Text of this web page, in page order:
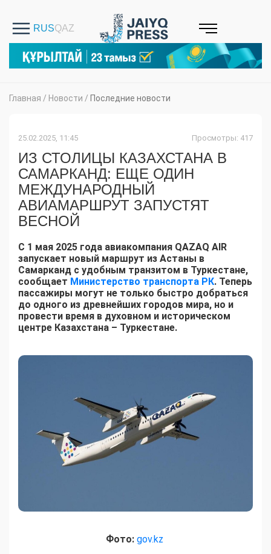
Главная / Новости / Последние новости
25.02.2025, 11:45 Просмотры: 417
ИЗ СТОЛИЦЫ КАЗАХСТАНА В
САМАРКАНД: ЕЩЕ ОДИН
МЕЖДУНАРОДНЫЙ
АВИАМАРШРУТ ЗАПУСТЯТ
ВЕСНОЙ
С 1 мая 2025 года авиакомпания QAZAQ AIR
запускает новый маршрут из Астаны в
Самарканд с удобным транзитом в Туркестане,
сообщает Министерство транспорта РК. Теперь
пассажиры могут не только быстро добраться
до одного из древнейших городов мира, но и
провести время в духовном и историческом
центре Казахстана – Туркестане.
Фото: gov.kz